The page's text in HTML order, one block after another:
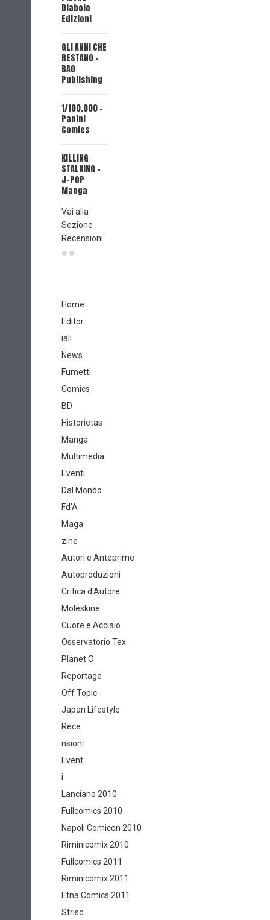
Diabolo
Edizioni
GLI ANNI CHE
RESTANO -
BAO
Publishing
1/100.000 -
Panini
Comics
KILLING
STALKING -
J-POP
Manga
Vai alla
Sezione
Recensioni
Home
Editor
iali
News
Fumetti
Comics
BD
Historietas
Manga
Multimedia
Eventi
Dal Mondo
Fd'A
Maga
zine
Autori e Anteprime
Autoproduzioni
Critica d'Autore
Moleskine
Cuore e Acciaio
Osservatorio Tex
Planet O
Reportage
Off Topic
Japan Lifestyle
Rece
nsioni
Event
i
Lanciano 2010
Fullcomics 2010
Napoli Comicon 2010
Riminicomix 2010
Fullcomics 2011
Riminicomix 2011
Etna Comics 2011
Strisc